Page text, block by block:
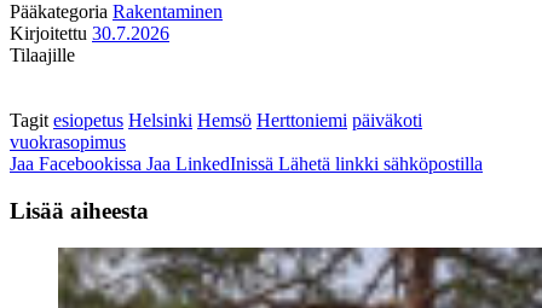
Pääkategoria Rakentaminen
Kirjoitettu 30.7.2026
Tilaajille
Tagit esiopetus Helsinki Hemsö Herttoniemi päiväkoti
vuokrasopimus
Jaa Facebookissa Jaa LinkedInissä Lähetä linkki sähköpostilla
Lisää aiheesta